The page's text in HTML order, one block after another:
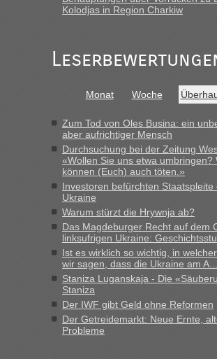
Grenzübergang zwischen Polen und der
in Krakowez mit dem Kleinbus.
schnell da auch Passagiere mit EU-Pass
Berichte und Reisetipps •
Grenzübergang zwischen Polen und der
schnellsten?
„Bin am Montag 15.6.26 um 8 Uhr in
das erste Mal an einem Montagmorgen
vor mir, bin sonst der Erste oder Zweite,
Minuten wurde dann die nächste Welle...“
Berichte und Reisetipps • Re: An
Grenzübergang zwischen Polen und der
schnellsten?
„Derzeit, ist es überall sehr voll an den
Polen. Zb. Krakovets 100 PKW ca. 10 h
Montag rüber, versuchen es sehr früh.“
Kolodjas in Region Charkiw
Monat Woche
Zum Tod von Oles Busina: ein
aber aufrichtiger Mensch
Durchsuchung bei der Zeitung
«Wollen Sie uns etwa umbringen?
können (Euch) auch töten.»
Investoren befürchten Staatspleite
Ukraine
Warum stürzt die Hrywnja ab?
Das Magdeburger Recht auf dem
linksufrigen Ukraine:
Ist es wirklich so wichtig, in
wir sagen, dass die Ukraine am
Staniza Luganskaja - Die
Staniza
Der IWF gibt Geld ohne Reformen
Der Getreidemarkt: Neue Ernte,
Probleme